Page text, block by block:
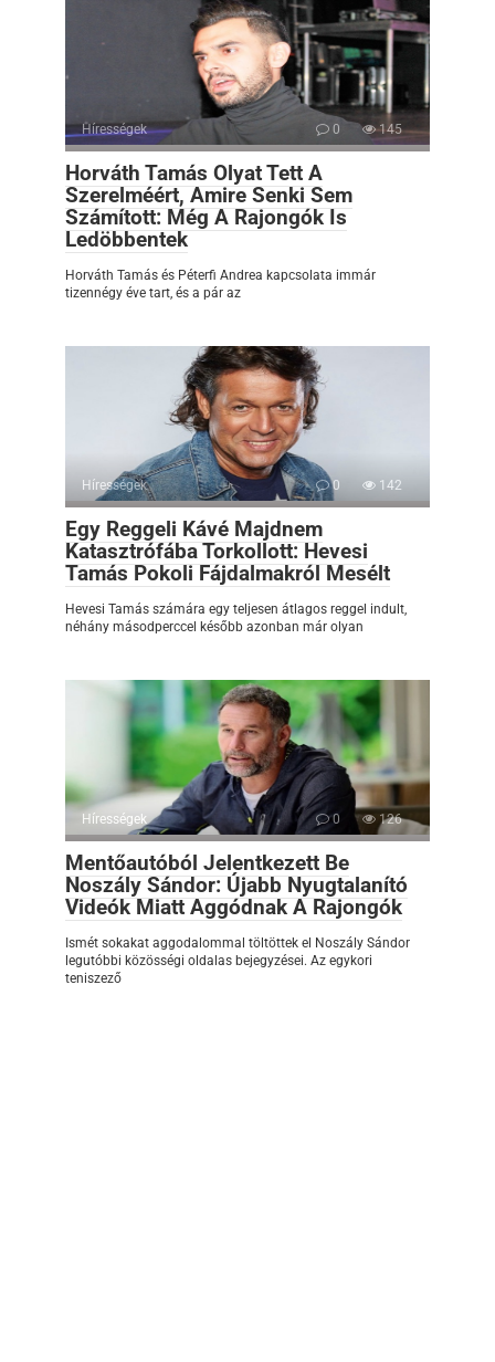
Hírességek 0 145
Horváth Tamás Olyat Tett A
Szerelméért, Amire Senki Sem
Számított: Még A Rajongók Is
Ledöbbentek
Horváth Tamás és Péterfi Andrea kapcsolata immár
tizennégy éve tart, és a pár az
Hírességek 0 142
Egy Reggeli Kávé Majdnem
Katasztrófába Torkollott: Hevesi
Tamás Pokoli Fájdalmakról Mesélt
Hevesi Tamás számára egy teljesen átlagos reggel indult,
néhány másodperccel később azonban már olyan
Hírességek 0 126
Mentőautóból Jelentkezett Be
Noszály Sándor: Újabb Nyugtalanító
Videók Miatt Aggódnak A Rajongók
Ismét sokakat aggodalommal töltöttek el Noszály Sándor
legutóbbi közösségi oldalas bejegyzései. Az egykori
teniszező